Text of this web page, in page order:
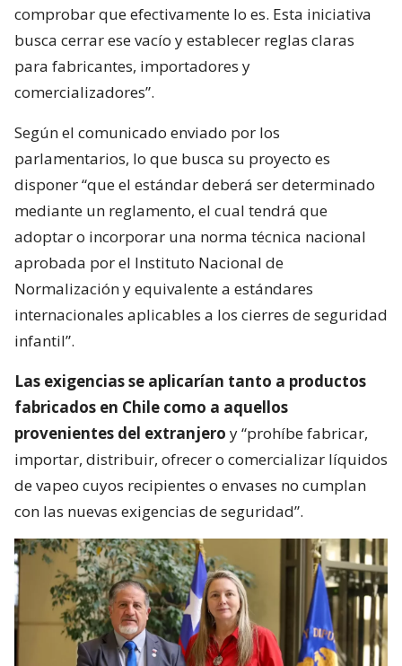
comprobar que efectivamente lo es. Esta iniciativa
busca cerrar ese vacío y establecer reglas claras
para fabricantes, importadores y
comercializadores”.
Según el comunicado enviado por los
parlamentarios, lo que busca su proyecto es
disponer “que el estándar deberá ser determinado
mediante un reglamento, el cual tendrá que
adoptar o incorporar una norma técnica nacional
aprobada por el Instituto Nacional de
Normalización y equivalente a estándares
internacionales aplicables a los cierres de seguridad
infantil”.
Las exigencias se aplicarían tanto a productos
fabricados en Chile como a aquellos
provenientes del extranjero y “prohíbe fabricar,
importar, distribuir, ofrecer o comercializar líquidos
de vapeo cuyos recipientes o envases no cumplan
con las nuevas exigencias de seguridad”.